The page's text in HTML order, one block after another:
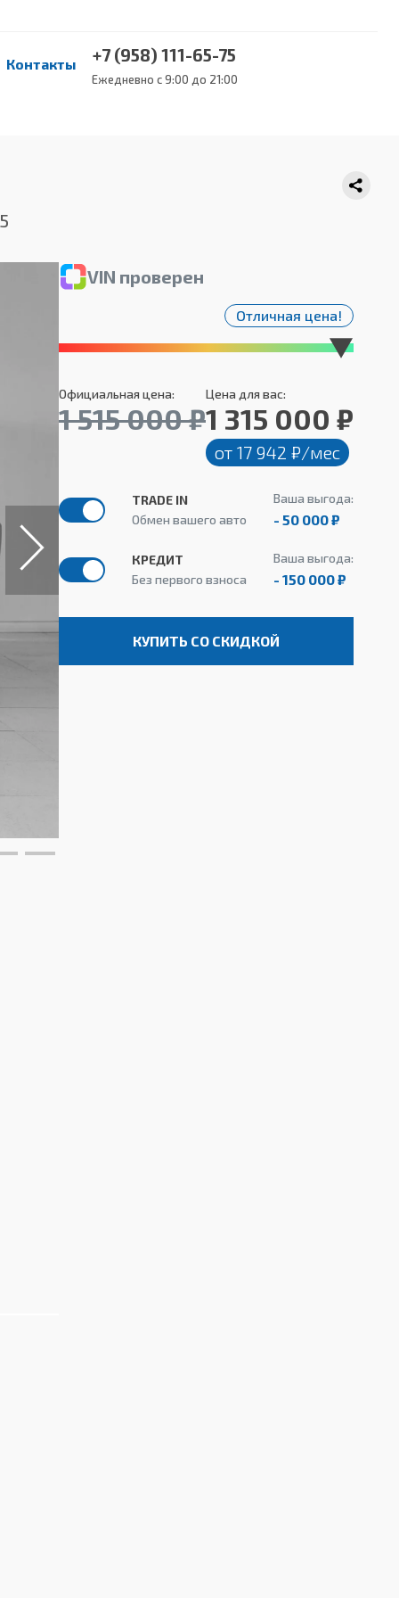
Контакты +7 (958) 111-65-75
Ежедневно с 9:00 до 21:00
VIN проверен
Отличная цена!
Официальная цена:
1 515 000 ₽
Цена для вас:
1 315 000 ₽
от 17 942 ₽/мес
TRADE IN
Обмен вашего авто
Ваша выгода:
- 50 000 ₽
КРЕДИТ
Без первого взноса
Ваша выгода:
- 150 000 ₽
КУПИТЬ СО СКИДКОЙ